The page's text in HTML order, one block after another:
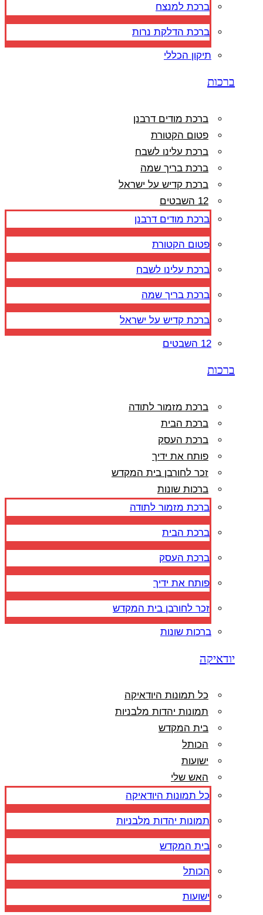
ברכת למנצח
ברכת הדלקת נרות
תיקון הכללי
ברכות
ברכת מודים דרבנן
פטום הקטורת
ברכת עלינו לשבח
ברכת בריך שמה
ברכת קדיש על ישראל
12 השבטים
ברכת מודים דרבנן
פטום הקטורת
ברכת עלינו לשבח
ברכת בריך שמה
ברכת קדיש על ישראל
12 השבטים
ברכות
ברכת מזמור לתודה
ברכת הבית
ברכת העסק
פותח את ידיך
זכר לחורבן בית המקדש
ברכות שונות
ברכת מזמור לתודה
ברכת הבית
ברכת העסק
פותח את ידיך
זכר לחורבן בית המקדש
ברכות שונות
יודאיקה
כל תמונות היודאיקה
תמונות יהדות מלבניות
בית המקדש
הכותל
ישועות
האש שלי
כל תמונות היודאיקה
תמונות יהדות מלבניות
בית המקדש
הכותל
ישועות